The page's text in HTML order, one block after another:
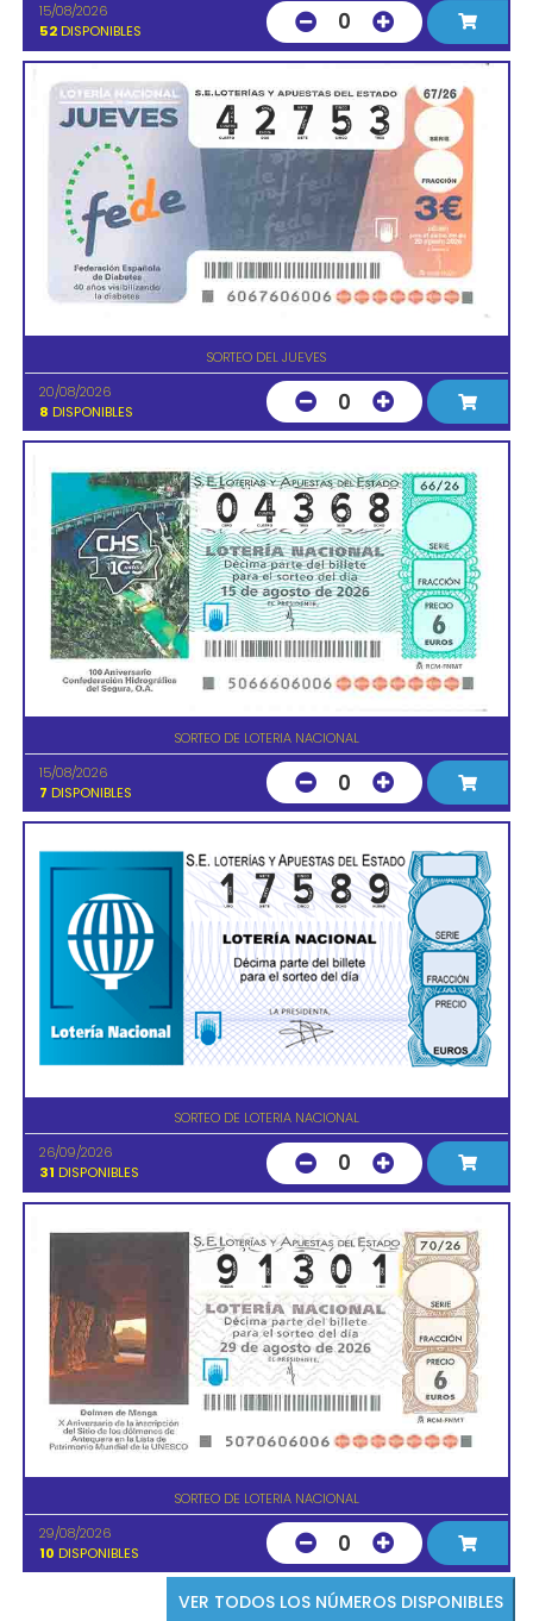
15/08/2026
52 DISPONIBLES 0
SORTEO DEL JUEVES
20/08/2026
8 DISPONIBLES 0
SORTEO DE LOTERIA NACIONAL
15/08/2026
7 DISPONIBLES 0
SORTEO DE LOTERIA NACIONAL
26/09/2026
31 DISPONIBLES 0
SORTEO DE LOTERIA NACIONAL
29/08/2026
10 DISPONIBLES 0
VER TODOS LOS NÚMEROS DISPONIBLES